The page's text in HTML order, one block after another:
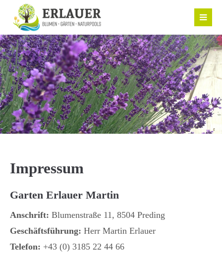
Impressum
Garten Erlauer Martin
Anschrift: Blumenstraße 11, 8504 Preding
Geschäftsführung: Herr Martin Erlauer
Telefon: +43 (0) 3185 22 44 66